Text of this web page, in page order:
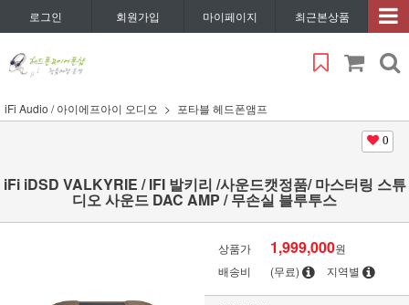
로그인 회원가입 마이페이지 최근본상품
iFi Audio / 아이에프아이 오디오 포타블 헤드폰앰프
0
iFi iDSD VALKYRIE / IFI 발키리 /사운드캣정품/ 마스터링 스튜
디오 사운드 DAC AMP / 무손실 블루투스
상품가 1,999,000원
배송비
(무료) 지역별